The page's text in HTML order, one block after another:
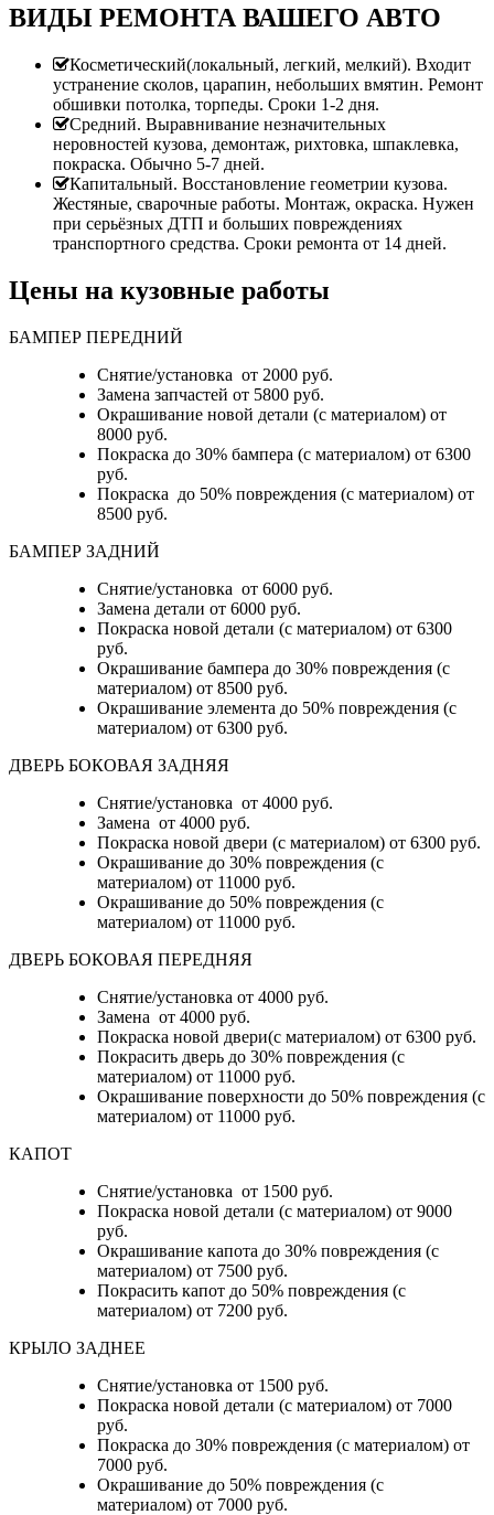
ВИДЫ РЕМОНТА ВАШЕГО АВТО
Косметический(локальный, легкий, мелкий). Входит
устранение сколов, царапин, небольших вмятин. Ремонт
обшивки потолка, торпеды. Сроки 1-2 дня.
Средний. Выравнивание незначительных
неровностей кузова, демонтаж, рихтовка, шпаклевка,
покраска. Обычно 5-7 дней.
Капитальный. Восстановление геометрии кузова.
Жестяные, сварочные работы. Монтаж, окраска. Нужен
при серьёзных ДТП и больших повреждениях
транспортного средства. Сроки ремонта от 14 дней.
Цены на кузовные работы
БАМПЕР ПЕРЕДНИЙ
Снятие/установка от 2000 руб.
Замена запчастей от 5800 руб.
Окрашивание новой детали (с материалом) от
8000 руб.
Покраска до 30% бампера (с материалом) от 6300
руб.
Покраска до 50% повреждения (с материалом) от
8500 руб.
БАМПЕР ЗАДНИЙ
Снятие/установка от 6000 руб.
Замена детали от 6000 руб.
Покраска новой детали (с материалом) от 6300
руб.
Окрашивание бампера до 30% повреждения (с
материалом) от 8500 руб.
Окрашивание элемента до 50% повреждения (с
материалом) от 6300 руб.
ДВЕРЬ БОКОВАЯ ЗАДНЯЯ
Снятие/установка от 4000 руб.
Замена от 4000 руб.
Покраска новой двери (с материалом) от 6300 руб.
Окрашивание до 30% повреждения (с
материалом) от 11000 руб.
Окрашивание до 50% повреждения (с
материалом) от 11000 руб.
ДВЕРЬ БОКОВАЯ ПЕРЕДНЯЯ
Снятие/установка от 4000 руб.
Замена от 4000 руб.
Покраска новой двери(с материалом) от 6300 руб.
Покрасить дверь до 30% повреждения (с
материалом) от 11000 руб.
Окрашивание поверхности до 50% повреждения (с
материалом) от 11000 руб.
КАПОТ
Снятие/установка от 1500 руб.
Покраска новой детали (с материалом) от 9000
руб.
Окрашивание капота до 30% повреждения (с
материалом) от 7500 руб.
Покрасить капот до 50% повреждения (с
материалом) от 7200 руб.
КРЫЛО ЗАДНЕЕ
Снятие/установка от 1500 руб.
Покраска новой детали (с материалом) от 7000
руб.
Покраска до 30% повреждения (с материалом) от
7000 руб.
Окрашивание до 50% повреждения (с
материалом) от 7000 руб.